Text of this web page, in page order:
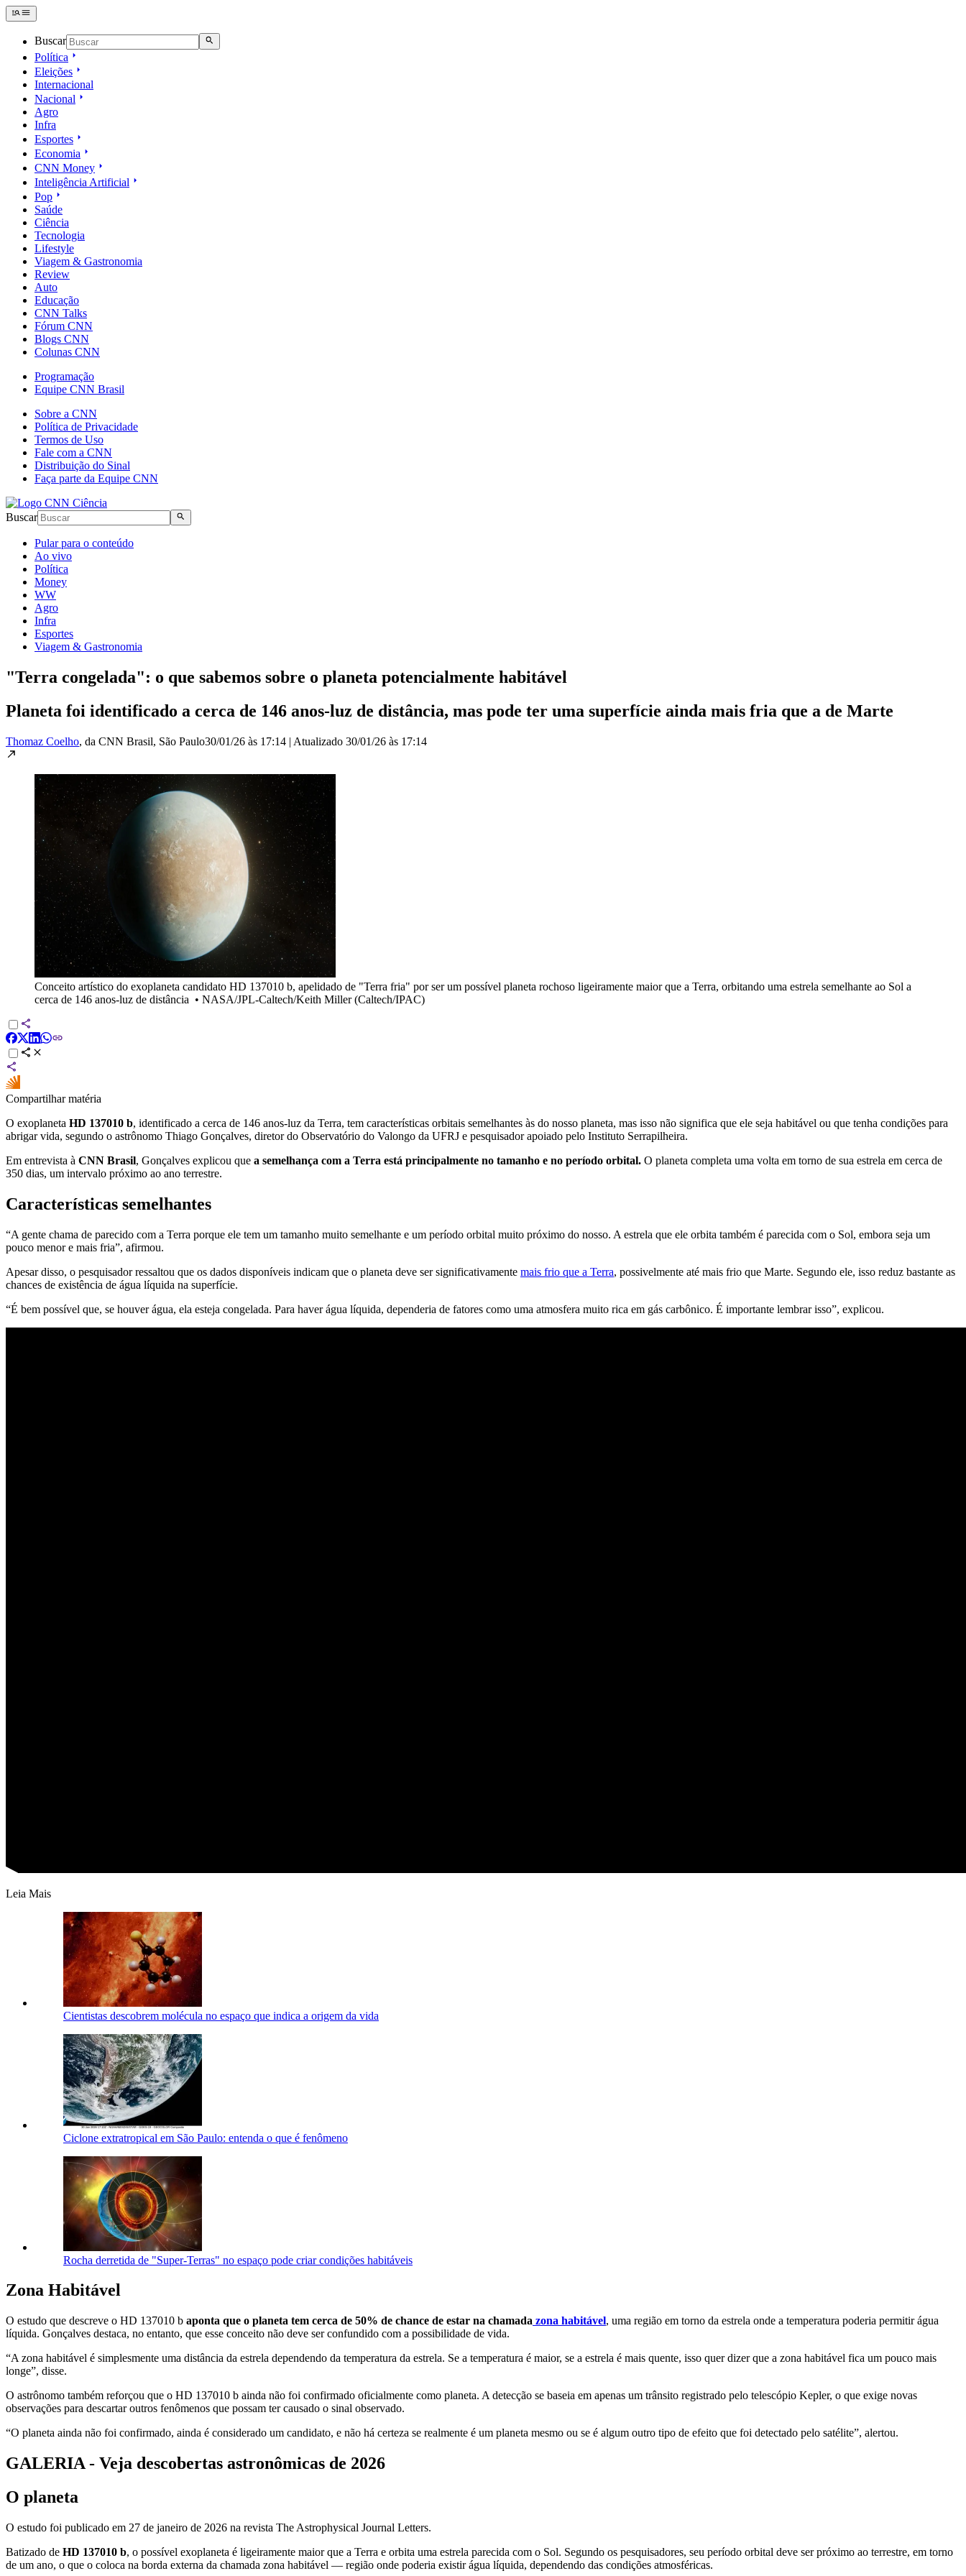
Buscar
Política
Eleições
Internacional
Nacional
Agro
Infra
Esportes
Economia
CNN Money
Inteligência Artificial
Pop
Saúde
Ciência
Tecnologia
Lifestyle
Viagem & Gastronomia
Review
Auto
Educação
CNN Talks
Fórum CNN
Blogs CNN
Colunas CNN
Programação
Equipe CNN Brasil
Sobre a CNN
Política de Privacidade
Termos de Uso
Fale com a CNN
Distribuição do Sinal
Faça parte da Equipe CNN
Buscar
Pular para o conteúdo
Ao vivo
Política
Money
WW
Agro
Infra
Esportes
Viagem & Gastronomia
"Terra congelada": o que sabemos sobre o planeta potencialmente habitável
Planeta foi identificado a cerca de 146 anos-luz de distância, mas pode ter uma superfície ainda mais fria que a de Marte
Thomaz Coelho, da CNN Brasil, São Paulo30/01/26 às 17:14 | Atualizado 30/01/26 às 17:14
Conceito artístico do exoplaneta candidato HD 137010 b, apelidado de "Terra fria" por ser um possível planeta rochoso ligeiramente maior que a Terra, orbitando uma estrela semelhante ao Sol a
cerca de 146 anos-luz de distância • NASA/JPL-Caltech/Keith Miller (Caltech/IPAC)
Compartilhar matéria
O exoplaneta HD 137010 b, identificado a cerca de 146 anos-luz da Terra, tem características orbitais semelhantes às do nosso planeta, mas isso não significa que ele seja habitável ou que tenha condições para
abrigar vida, segundo o astrônomo Thiago Gonçalves, diretor do Observatório do Valongo da UFRJ e pesquisador apoiado pelo Instituto Serrapilheira.
Em entrevista à CNN Brasil, Gonçalves explicou que a semelhança com a Terra está principalmente no tamanho e no período orbital. O planeta completa uma volta em torno de sua estrela em cerca de
350 dias, um intervalo próximo ao ano terrestre.
Características semelhantes
“A gente chama de parecido com a Terra porque ele tem um tamanho muito semelhante e um período orbital muito próximo do nosso. A estrela que ele orbita também é parecida com o Sol, embora seja um
pouco menor e mais fria”, afirmou.
Apesar disso, o pesquisador ressaltou que os dados disponíveis indicam que o planeta deve ser significativamente mais frio que a Terra, possivelmente até mais frio que Marte. Segundo ele, isso reduz bastante as
chances de existência de água líquida na superfície.
“É bem possível que, se houver água, ela esteja congelada. Para haver água líquida, dependeria de fatores como uma atmosfera muito rica em gás carbônico. É importante lembrar isso”, explicou.
Leia Mais
Cientistas descobrem molécula no espaço que indica a origem da vida
Ciclone extratropical em São Paulo: entenda o que é fenômeno
Rocha derretida de "Super-Terras" no espaço pode criar condições habitáveis
Zona Habitável
O estudo que descreve o HD 137010 b aponta que o planeta tem cerca de 50% de chance de estar na chamada zona habitável, uma região em torno da estrela onde a temperatura poderia permitir água
líquida. Gonçalves destaca, no entanto, que esse conceito não deve ser confundido com a possibilidade de vida.
“A zona habitável é simplesmente uma distância da estrela dependendo da temperatura da estrela. Se a temperatura é maior, se a estrela é mais quente, isso quer dizer que a zona habitável fica um pouco mais
longe”, disse.
O astrônomo também reforçou que o HD 137010 b ainda não foi confirmado oficialmente como planeta. A detecção se baseia em apenas um trânsito registrado pelo telescópio Kepler, o que exige novas
observações para descartar outros fenômenos que possam ter causado o sinal observado.
“O planeta ainda não foi confirmado, ainda é considerado um candidato, e não há certeza se realmente é um planeta mesmo ou se é algum outro tipo de efeito que foi detectado pelo satélite”, alertou.
GALERIA - Veja descobertas astronômicas de 2026
O planeta
O estudo foi publicado em 27 de janeiro de 2026 na revista The Astrophysical Journal Letters.
Batizado de HD 137010 b, o possível exoplaneta é ligeiramente maior que a Terra e orbita uma estrela parecida com o Sol. Segundo os pesquisadores, seu período orbital deve ser próximo ao terrestre, em torno
de um ano, o que o coloca na borda externa da chamada zona habitável — região onde poderia existir água líquida, dependendo das condições atmosféricas.